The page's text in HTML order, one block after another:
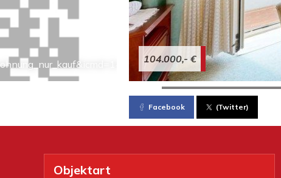
104.000,- €
Facebook (Twitter)
Objektart